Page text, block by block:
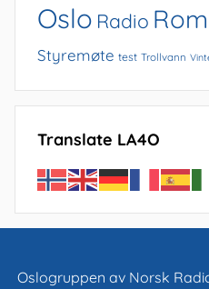
Oslo Radio
Styremøte test Trollvann
Translate LA4O
Oslogruppen av Norsk